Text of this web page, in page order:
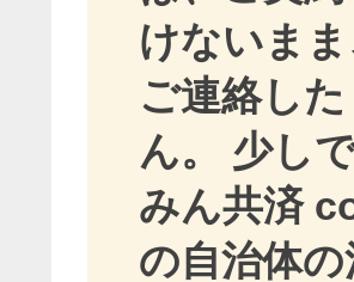
けないま
ご連絡し
ん。 少し
みん共済
の自治体